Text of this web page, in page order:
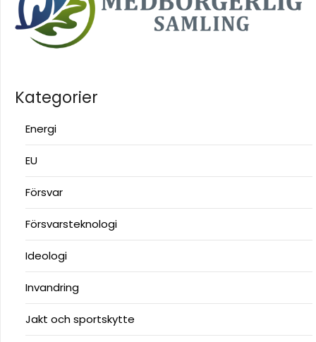
Kategorier
Energi
EU
Försvar
Försvarsteknologi
Ideologi
Invandring
Jakt och sportskytte